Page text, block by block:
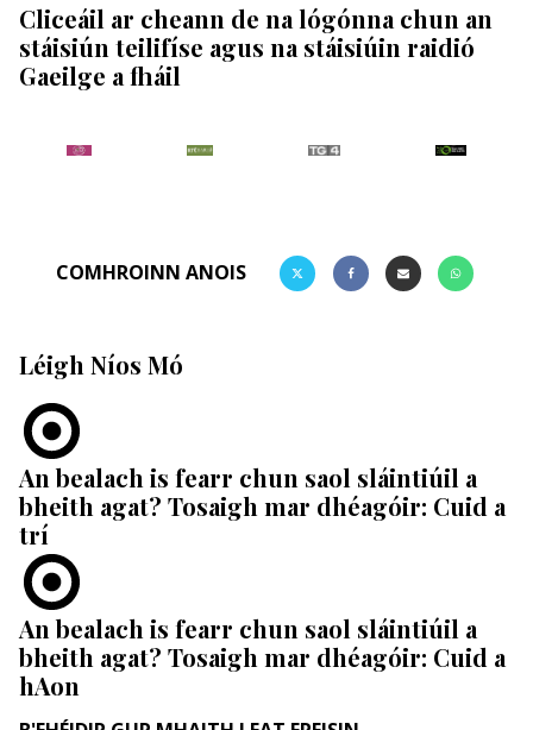
Cliceáil ar cheann de na lógónna chun an
stáisiún teilifíse agus na stáisiúin raidió
Gaeilge a fháil
COMHROINN ANOIS
Léigh Níos Mó
An bealach is fearr chun saol sláintiúil a
bheith agat? Tosaigh mar dhéagóir: Cuid a
trí
An bealach is fearr chun saol sláintiúil a
bheith agat? Tosaigh mar dhéagóir: Cuid a
hAon